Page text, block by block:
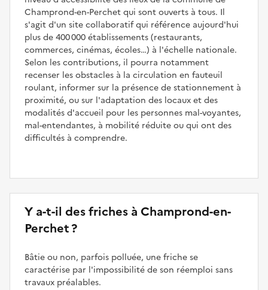
Champrond-en-Perchet qui sont ouverts à tous. Il
s'agit d'un site collaboratif qui référence aujourd'hui
plus de 400 000 établissements (restaurants,
commerces, cinémas, écoles…) à l'échelle nationale.
Selon les contributions, il pourra notamment
recenser les obstacles à la circulation en fauteuil
roulant, informer sur la présence de stationnement à
proximité, ou sur l'adaptation des locaux et des
modalités d'accueil pour les personnes mal-voyantes,
mal-entendantes, à mobilité réduite ou qui ont des
difficultés à comprendre.
Y a-t-il des friches à Champrond-en-
Perchet ?
Bâtie ou non, parfois polluée, une friche se
caractérise par l'impossibilité de son réemploi sans
travaux préalables.